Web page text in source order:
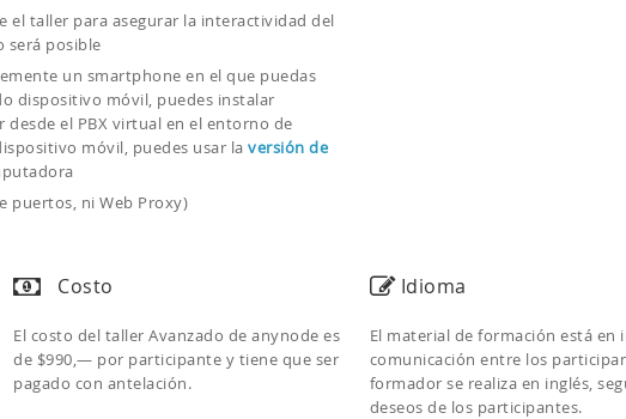
el taller para asegurar la interactividad del
será posible
un smartphone en el que puedas
dispositivo móvil, puedes instalar
desde el PBX virtual en el entorno de
móvil, puedes usar la versión de
puertos, ni Web Proxy)
Costo
El costo del taller Avanzado de anynode es
de $990,— por participante y tiene que ser
pagado con antelación.
Idioma
El material de formación está en
comunicación entre los
formador se realiza en inglés,
deseos de los participantes.